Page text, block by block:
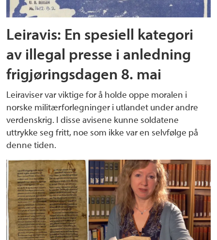
Leiravis: En spesiell kategori
av illegal presse i anledning
frigjøringsdagen 8. mai
Leiraviser var viktige for å holde oppe moralen i
norske militærforlegninger i utlandet under andre
verdenskrig. I disse avisene kunne soldatene
uttrykke seg fritt, noe som ikke var en selvfølge på
denne tiden.